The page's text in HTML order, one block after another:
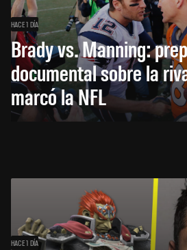
HACE 1 DÍA
Brady vs. Manning:
documental sobre la
marcó la NFL
HACE 1 DÍA